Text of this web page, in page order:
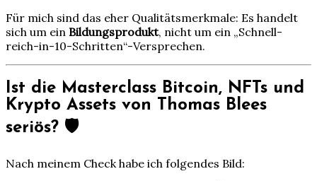
Für mich sind das eher Qualitätsmerkmale: Es handelt
sich um ein Bildungsprodukt, nicht um ein „Schnell-
reich-in-10-Schritten“-Versprechen.
Ist die Masterclass Bitcoin, NFTs und
Krypto Assets von Thomas Blees
seriös? 🛡️
Nach meinem Check habe ich folgendes Bild: